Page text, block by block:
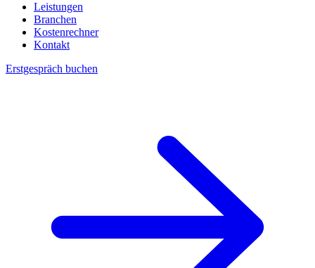
Leistungen
Branchen
Kostenrechner
Kontakt
Erstgespräch buchen